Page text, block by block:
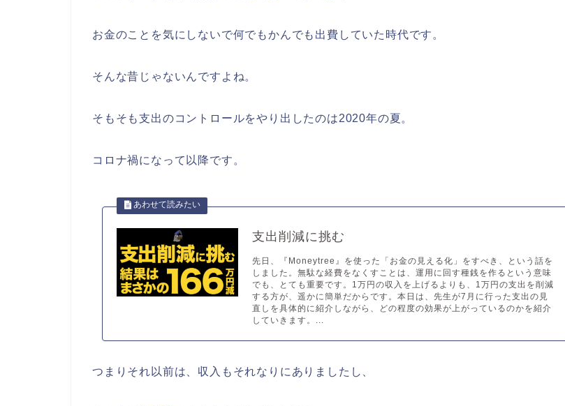
お金のことを気にしないで何でもかんでも出費していた時代です。
そんな昔じゃないんですよね。
そもそも支出のコントロールをやり出したのは2020年の夏。
コロナ禍になって以降です。
支出削減に挑む
先日、『Moneytree』を使った「お金の見える化」をすべき、という話を
しました。無駄な経費をなくすことは、運用に回す種銭を作るという意味
でも、とても重要です。1万円の収入を上げるよりも、1万円の支出を削減
する方が、遥かに簡単だからです。本日は、先生が7月に行った支出の見
直しを具体的に紹介しながら、どの程度の効果が上がっているのかを紹介
していきます。...
つまりそれ以前は、収入もそれなりにありましたし、